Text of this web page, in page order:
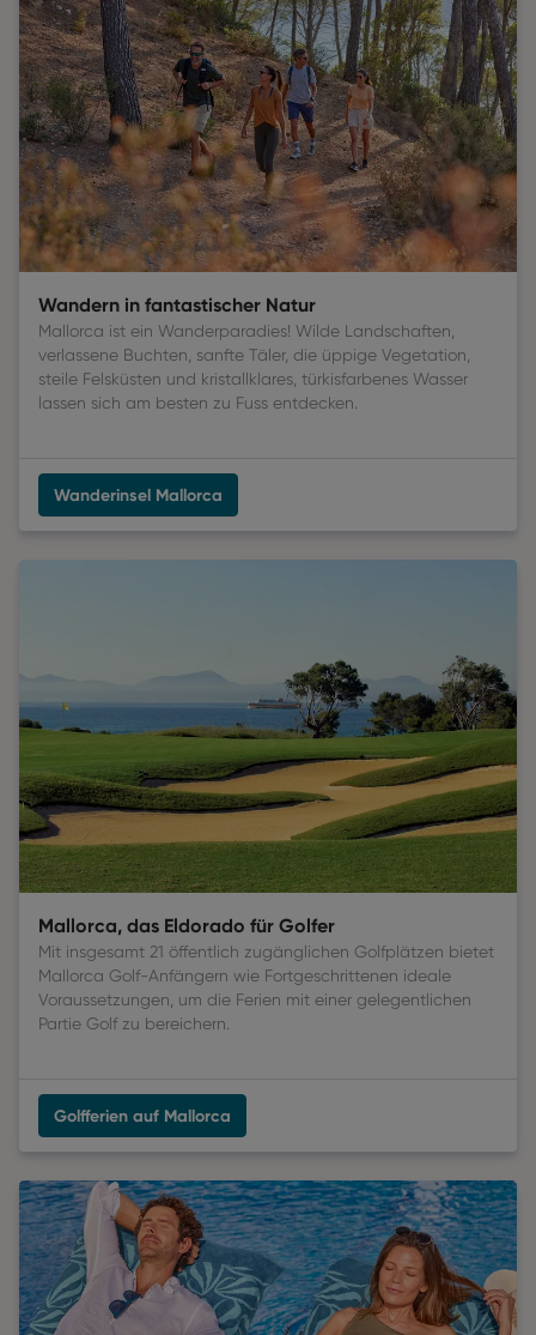
Wandern in fantastischer Natur
Mallorca ist ein Wanderparadies! Wilde Landschaften,
verlassene Buchten, sanfte Täler, die üppige Vegetation,
steile Felsküsten und kristallklares, türkisfarbenes Wasser
lassen sich am besten zu Fuss entdecken.
Wanderinsel Mallorca
Mallorca, das Eldorado für Golfer
Mit insgesamt 21 öffentlich zugänglichen Golfplätzen bietet
Mallorca Golf-Anfängern wie Fortgeschrittenen ideale
Voraussetzungen, um die Ferien mit einer gelegentlichen
Partie Golf zu bereichern.
Golfferien auf Mallorca